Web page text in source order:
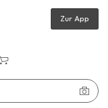
Zur App